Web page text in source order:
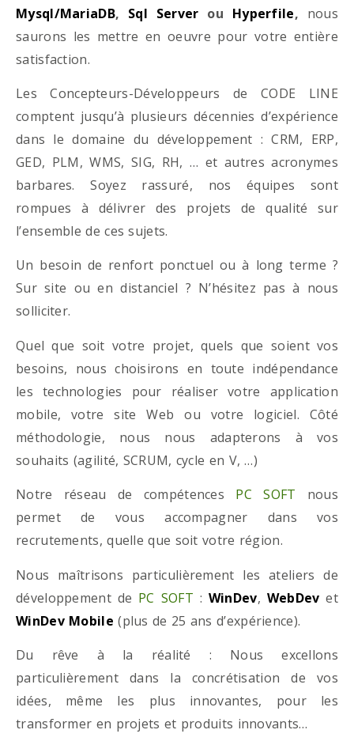
Mysql/MariaDB, Sql Server ou Hyperfile, nous
saurons les mettre en oeuvre pour votre entière
satisfaction.
Les Concepteurs-Développeurs de CODE LINE
comptent jusqu’à plusieurs décennies d’expérience
dans le domaine du développement : CRM, ERP,
GED, PLM, WMS, SIG, RH, … et autres acronymes
barbares. Soyez rassuré, nos équipes sont
rompues à délivrer des projets de qualité sur
l’ensemble de ces sujets.
Un besoin de renfort ponctuel ou à long terme ?
Sur site ou en distanciel ? N’hésitez pas à nous
solliciter.
Quel que soit votre projet, quels que soient vos
besoins, nous choisirons en toute indépendance
les technologies pour réaliser votre application
mobile, votre site Web ou votre logiciel. Côté
méthodologie, nous nous adapterons à vos
souhaits (agilité, SCRUM, cycle en V, …)
Notre réseau de compétences PC SOFT nous
permet de vous accompagner dans vos
recrutements, quelle que soit votre région.
Nous maîtrisons particulièrement les ateliers de
développement de PC SOFT : WinDev, WebDev et
WinDev Mobile (plus de 25 ans d’expérience).
Du rêve à la réalité : Nous excellons
particulièrement dans la concrétisation de vos
idées, même les plus innovantes, pour les
transformer en projets et produits innovants…